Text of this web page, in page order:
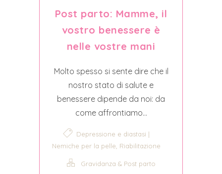
Post parto: Mamme, il
vostro benessere è
nelle vostre mani
Molto spesso si sente dire che il
nostro stato di salute e
benessere dipende da noi: da
come affrontiamo...
Depressione e diastasi |
Nemiche per la pelle, Riabilitazione
Gravidanza & Post parto